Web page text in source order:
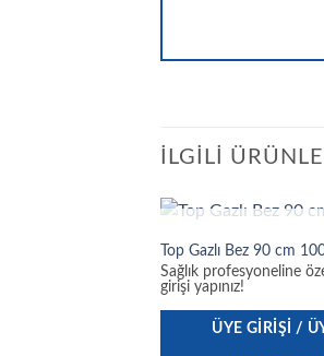
İLGILI
STOKTA
Top Gazlı Bez 90 cm
Sağlık profesyoneline
girişi yapınız!
ÜYE GIRIŞI /